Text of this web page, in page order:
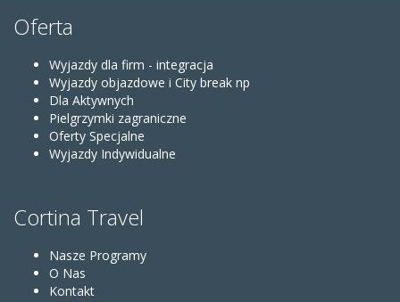
Oferta
Wyjazdy dla firm - integracja
Wyjazdy objazdowe i City break np
Dla Aktywnych
Pielgrzymki zagraniczne
Oferty Specjalne
Wyjazdy Indywidualne
Cortina Travel
Nasze Programy
O Nas
Kontakt